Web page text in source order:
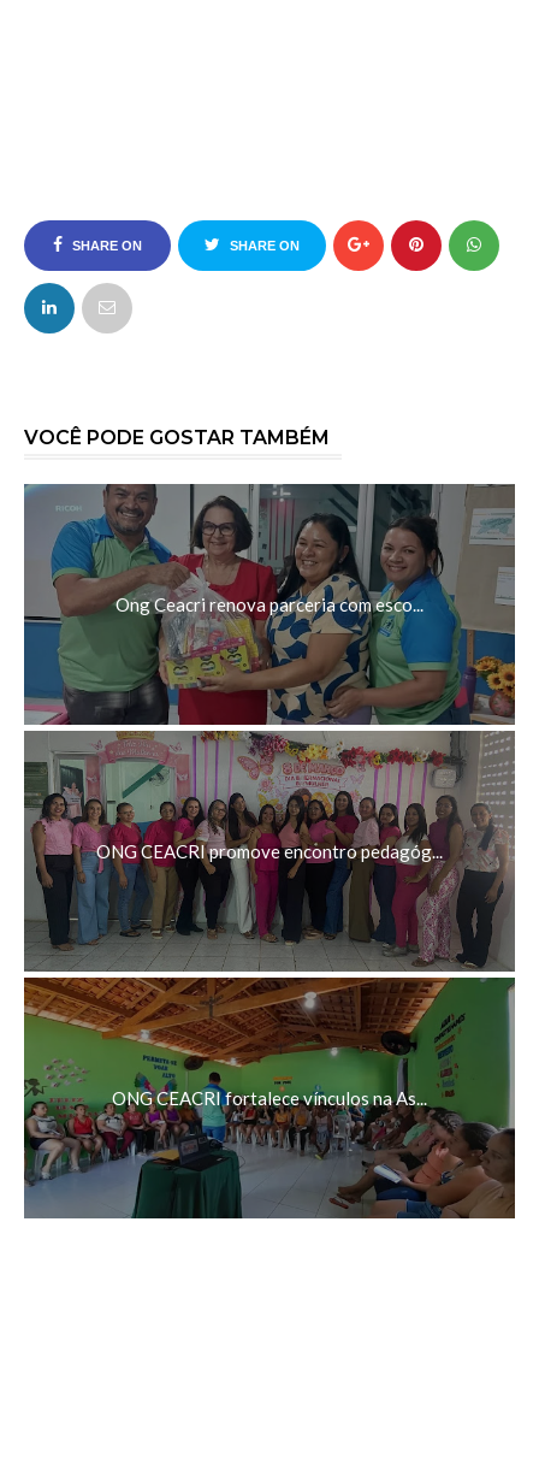
SHARE ON
FACEBOOK
SHARE ON
VOCÊ PODE GOSTAR TAMBÉM
Ong Ceacri renova parceria com esco...
ONG CEACRI promove encontro pedagóg...
ONG CEACRI fortalece vínculos na As...